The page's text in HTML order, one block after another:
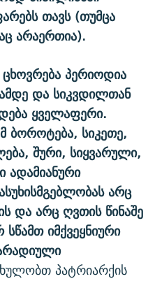
თავს (თუმცა
არაერთია).
ცხოვრება პერიოდია
და სიკვდილთან
ყველაფერი.
ბოროტება, სიკეთე,
შური, სიყვარული,
ადამიანური
არც
და არც ღვთის წინაშე
იმქვეყნიური
პატრიარქის